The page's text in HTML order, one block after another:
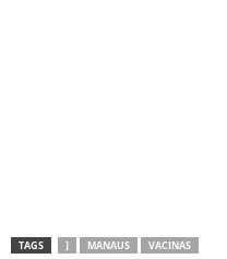
TAGS ] MANAUS VACINAS